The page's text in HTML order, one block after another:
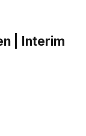
| Interim